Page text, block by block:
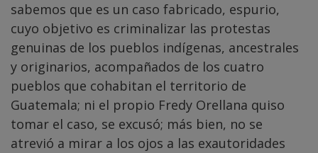
sabemos que es un caso fabricado, espurio,
cuyo objetivo es criminalizar las protestas
genuinas de los pueblos indígenas, ancestrales
y originarios, acompañados de los cuatro
pueblos que cohabitan el territorio de
Guatemala; ni el propio Fredy Orellana quiso
tomar el caso, se excusó; más bien, no se
atrevió a mirar a los ojos a las exautoridades